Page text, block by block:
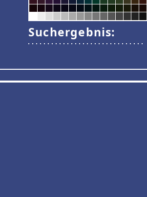
Suchergebnis: